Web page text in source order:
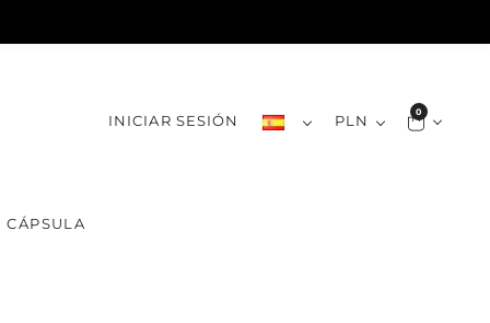
INICIAR SESIÓN PLN 0
CÁPSULA